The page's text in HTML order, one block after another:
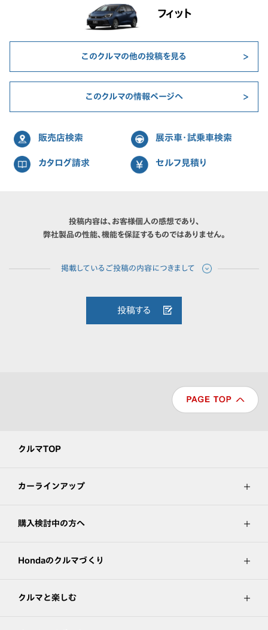
フィット
このクルマの他の投稿を見る
このクルマの情報ページへ
販売店検索 展示車・試乗車検索
カタログ請求 セルフ見積り
投稿内容は、お客様個人の感想であり、
弊社製品の性能、機能を保証するものではありません。
投稿する
クルマTOP
カーラインアップ
購入検討中の方へ
Hondaのクルマづくり
クルマと楽しむ